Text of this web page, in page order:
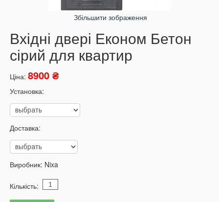
Збільшити зображення
Вхідні двері Економ Бетон
сірий для квартир
Ціна: 8900 ₴
Установка:
Доставка:
Виробник: Nixa
Кількість: